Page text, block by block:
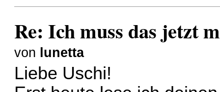
Re: Ich muss das jetzt
von lunetta
Liebe Uschi!